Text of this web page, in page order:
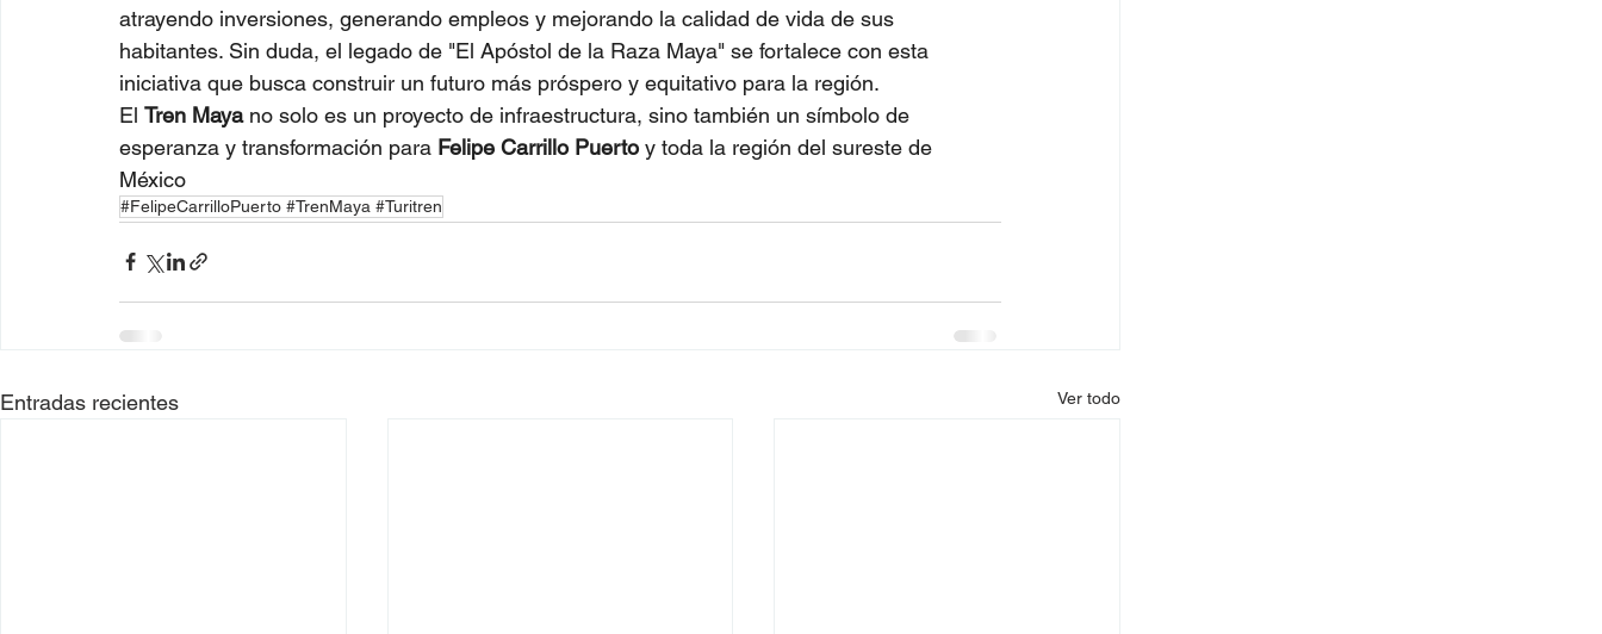
atrayendo inversiones, generando empleos y mejorando la calidad de vida de sus
habitantes. Sin duda, el legado de "El Apóstol de la Raza Maya" se fortalece con esta
iniciativa que busca construir un futuro más próspero y equitativo para la región.
El Tren Maya no solo es un proyecto de infraestructura, sino también un símbolo de
esperanza y transformación para Felipe Carrillo Puerto y toda la región del sureste de
México
#FelipeCarrilloPuerto #TrenMaya #Turitren
Entradas recientes Ver todo